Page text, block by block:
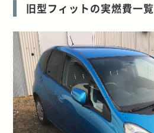
旧型フィットの実燃費一覧